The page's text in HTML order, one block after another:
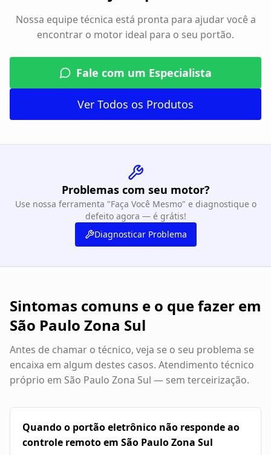
Nossa equipe técnica está pronta para ajudar você a
encontrar o motor ideal para o seu portão.
Fale com um Especialista
Ver Todos os Produtos
Problemas com seu motor?
Use nossa ferramenta "Faça Você Mesmo" e diagnostique o
defeito agora — é grátis!
Diagnosticar Problema
Sintomas comuns e o que fazer em
São Paulo Zona Sul
Antes de chamar o técnico, veja se o seu problema se
encaixa em algum destes casos. Atendimento técnico
próprio em São Paulo Zona Sul — sem terceirização.
Quando o portão eletrônico não responde ao
controle remoto em São Paulo Zona Sul